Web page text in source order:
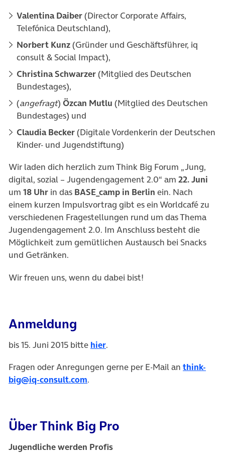
Valentina Daiber(Director Corporate Affairs,
Telefónica Deutschland),
Norbert Kunz(Gründer und Geschäftsführer, iq
consult & Social Impact),
Christina Schwarzer(Mitglied des Deutschen
Bundestages),
(angefragt) Özcan Mutlu (Mitglied des Deutschen
Bundestages) und
Claudia Becker(Digitale Vordenkerin der Deutschen
Kinder- und Jugendstiftung)
Wir laden dich herzlich zum Think Big Forum „Jung,
digital, sozial – Jugendengagement 2.0“ am 22. Juni
um 18 Uhr in das BASE_camp in Berlin ein. Nach
einem kurzen Impulsvortrag gibt es ein Worldcafé zu
verschiedenen Fragestellungen rund um das Thema
Jugendengagement 2.0. Im Anschluss besteht die
Möglichkeit zum gemütlichen Austausch bei Snacks
und Getränken.
Wir freuen uns, wenn du dabei bist!
Anmeldung
bis 15. Juni 2015 bitte hier.
Fragen oder Anregungen gerne per E-Mail an think-
big@iq-consult.com.
Über Think Big Pro
Jugendliche werden Profis